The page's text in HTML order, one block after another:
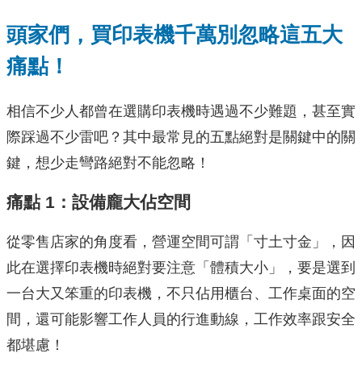
頭家們，買印表機千萬別忽略這五大
痛點！
相信不少人都曾在選購印表機時遇過不少難題，甚至實
際踩過不少雷吧？其中最常見的五點絕對是關鍵中的關
鍵，想少走彎路絕對不能忽略！
痛點 1：設備龐大佔空間
從零售店家的角度看，營運空間可謂「寸土寸金」，因
此在選擇印表機時絕對要注意「體積大小」，要是選到
一台大又笨重的印表機，不只佔用櫃台、工作桌面的空
間，還可能影響工作人員的行進動線，工作效率跟安全
都堪慮！